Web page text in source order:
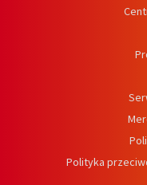
Polityka